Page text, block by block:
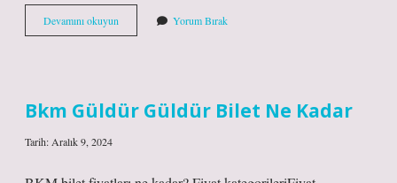
Devamını okuyun
Böreğin
Yorum Bırak
Bkm Güldür Güldür Bilet Ne Kadar
Tarih: Aralık 9, 2024